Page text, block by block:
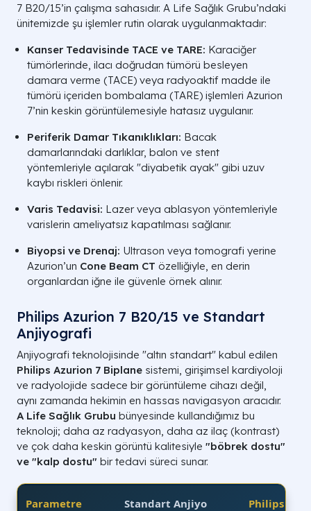
7 B20/15’in çalışma sahasıdır. A Life Sağlık Grubu’ndaki
ünitemizde şu işlemler rutin olarak uygulanmaktadır:
Kanser Tedavisinde TACE ve TARE: Karaciğer
tümörlerinde, ilacı doğrudan tümörü besleyen
damara verme (TACE) veya radyoaktif madde ile
tümörü içeriden bombalama (TARE) işlemleri Azurion
7’nin keskin görüntülemesiyle hatasız uygulanır.
Periferik Damar Tıkanıklıkları: Bacak
damarlarındaki darlıklar, balon ve stent
yöntemleriyle açılarak "diyabetik ayak" gibi uzuv
kaybı riskleri önlenir.
Varis Tedavisi: Lazer veya ablasyon yöntemleriyle
varislerin ameliyatsız kapatılması sağlanır.
Biyopsi ve Drenaj: Ultrason veya tomografi yerine
Azurion’un Cone Beam CT özelliğiyle, en derin
organlardan iğne ile güvenle örnek alınır.
Philips Azurion 7 B20/15 ve Standart
Anjiyografi
Anjiyografi teknolojisinde "altın standart" kabul edilen
Philips Azurion 7 Biplane sistemi, girişimsel kardiyoloji
ve radyolojide sadece bir görüntüleme cihazı değil,
aynı zamanda hekimin en hassas navigasyon aracıdır.
A Life Sağlık Grubu bünyesinde kullandığımız bu
teknoloji; daha az radyasyon, daha az ilaç (kontrast)
ve çok daha keskin görüntü kalitesiyle "böbrek dostu"
ve "kalp dostu" bir tedavi süreci sunar.
Parametre Standart Anjiyo Philips